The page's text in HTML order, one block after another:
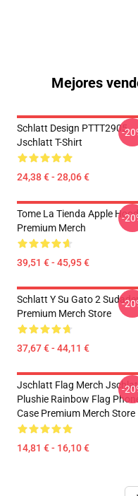
Mejores
Schlatt Design PTTT2905
Jschlatt T-Shirt
24,38 € - 28,06 €
-
Tome La Tienda Apple
Premium Merch
39,51 € - 45,95 €
-
Schlatt Y Su Gato 2
Premium Merch Store
37,67 € - 44,11 €
-
Jschlatt Flag Merch
Plushie Rainbow Flag
Case Premium Merch Store
14,81 € - 16,10 €
-